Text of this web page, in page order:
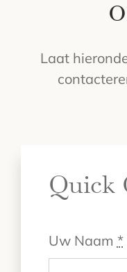
Laat
Quick
Uw Naam *